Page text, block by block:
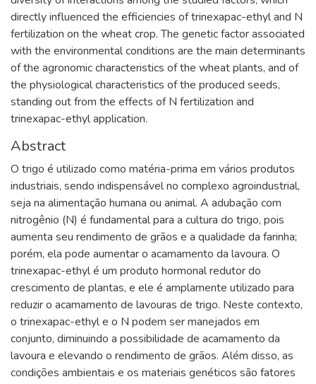
directly influenced the efficiencies of trinexapac-ethyl and N
fertilization on the wheat crop. The genetic factor associated
with the environmental conditions are the main determinants
of the agronomic characteristics of the wheat plants, and of
the physiological characteristics of the produced seeds,
standing out from the effects of N fertilization and
trinexapac-ethyl application.
Abstract
O trigo é utilizado como matéria-prima em vários produtos
industriais, sendo indispensável no complexo agroindustrial,
seja na alimentação humana ou animal. A adubação com
nitrogênio (N) é fundamental para a cultura do trigo, pois
aumenta seu rendimento de grãos e a qualidade da farinha;
porém, ela pode aumentar o acamamento da lavoura. O
trinexapac-ethyl é um produto hormonal redutor do
crescimento de plantas, e ele é amplamente utilizado para
reduzir o acamamento de lavouras de trigo. Neste contexto,
o trinexapac-ethyl e o N podem ser manejados em
conjunto, diminuindo a possibilidade de acamamento da
lavoura e elevando o rendimento de grãos. Além disso, as
condições ambientais e os materiais genéticos são fatores